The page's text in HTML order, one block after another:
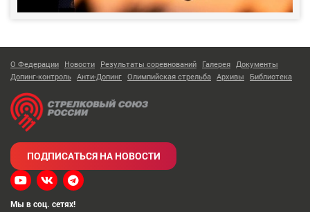
О Федерации Новости Результаты соревнований Галерея Документы
Допинг-контроль Анти-Допинг Олимпийская стрельба Архивы Библиотека
ПОДПИСАТЬСЯ НА НОВОСТИ
Мы в соц. сетях!